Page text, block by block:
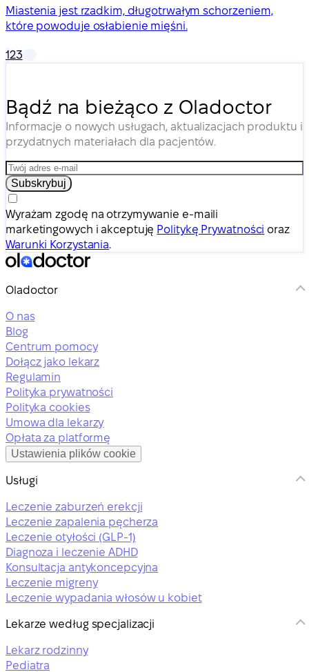
Miastenia jest rzadkim, długotrwałym schorzeniem,
które powoduje osłabienie mięśni.
123
Bądź na bieżąco z Oladoctor
Informacje o nowych usługach, aktualizacjach produktu i
przydatnych materiałach dla pacjentów.
Subskrybuj
Wyrażam zgodę na otrzymywanie e-maili
marketingowych i akceptuję Politykę Prywatności oraz
Warunki Korzystania.
Oladoctor
O nas
Blog
Centrum pomocy
Dołącz jako lekarz
Regulamin
Polityka prywatności
Polityka cookies
Umowa dla lekarzy
Opłata za platformę
Ustawienia plików cookie
Usługi
Leczenie zaburzeń erekcji
Leczenie zapalenia pęcherza
Leczenie otyłości (GLP-1)
Diagnoza i leczenie ADHD
Konsultacja antykoncepcyjna
Leczenie migreny
Leczenie wypadania włosów u kobiet
Lekarze według specjalizacji
Lekarz rodzinny
Pediatra